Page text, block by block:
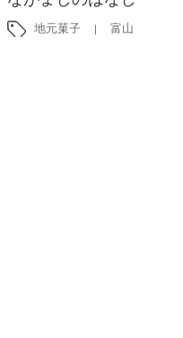
地元菓子 富山